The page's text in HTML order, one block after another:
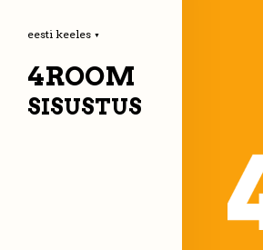
eesti keeles ▼
4ROOM
SISUSTUS